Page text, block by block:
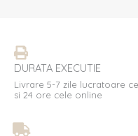
DURATA EXECUTIE
Livrare 5-7 zile lucratoare
si 24 ore cele online